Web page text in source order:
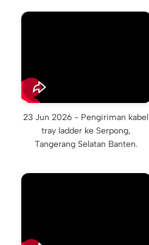
23 Jun 2026 - Pengiriman kabel
tray ladder ke Serpong,
Tangerang Selatan Banten.